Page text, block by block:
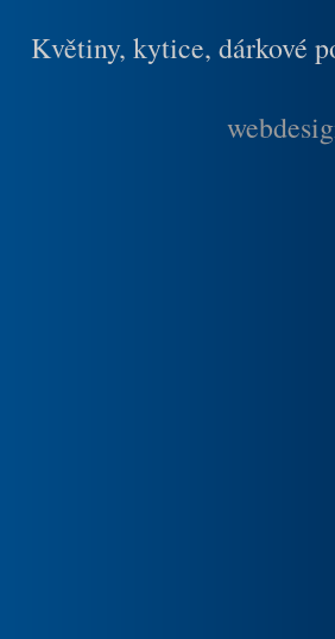
Květiny, kytice, dárkové